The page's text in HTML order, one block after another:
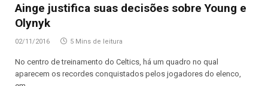
Ainge justifica suas decisões sobre Young e
Olynyk
02/11/2016 5 Mins de leitura
No centro de treinamento do Celtics, há um quadro no qual
aparecem os recordes conquistados pelos jogadores do elenco,